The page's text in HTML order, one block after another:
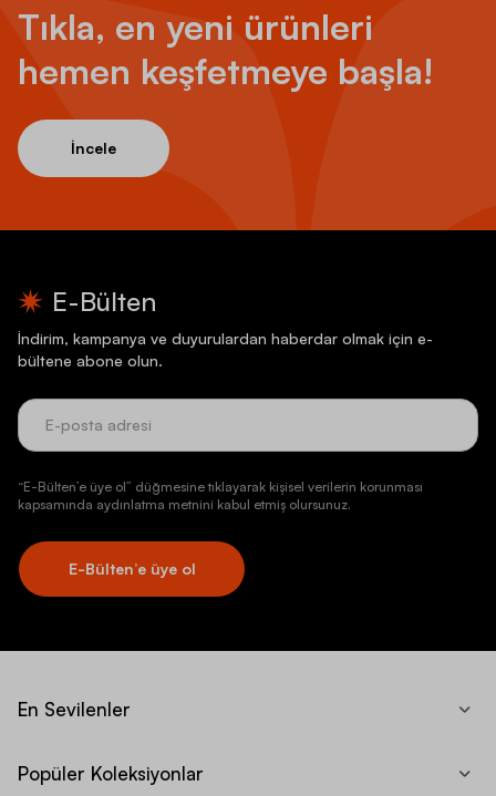
Tıkla, en yeni ürünleri
hemen keşfetmeye başla!
İncele
E-Bülten
İndirim, kampanya ve duyurulardan haberdar olmak için e-
bültene abone olun.
“E-Bülten’e üye ol” düğmesine tıklayarak kişisel verilerin korunması
kapsamında aydınlatma metnini kabul etmiş olursunuz.
E-Bülten’e üye ol
En Sevilenler
Popüler Koleksiyonlar